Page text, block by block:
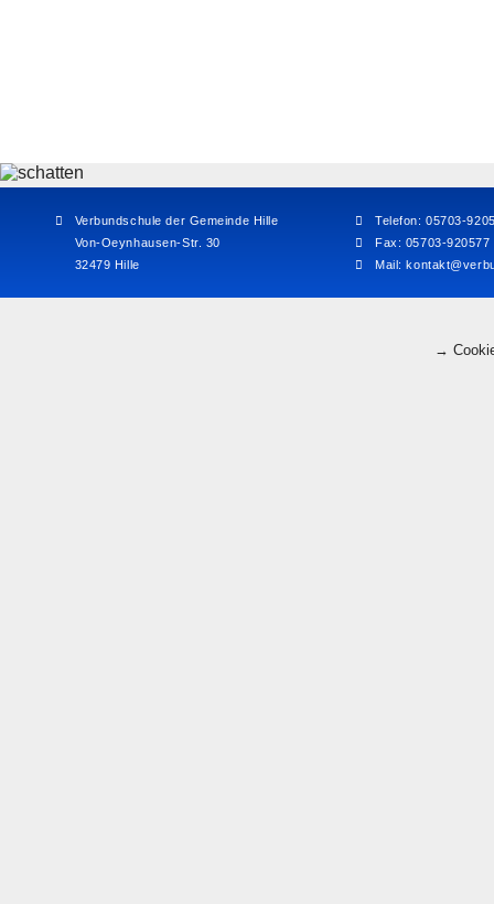
Verbundschule der Gemeinde Hille
Von-Oeynhausen-Str. 30
32479 Hille
Telefon: 05703-
Fax: 05703-920577
Mail:
→